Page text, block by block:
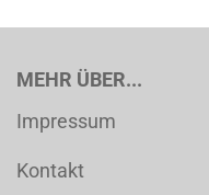
MEHR ÜBER...
Impressum
Kontakt